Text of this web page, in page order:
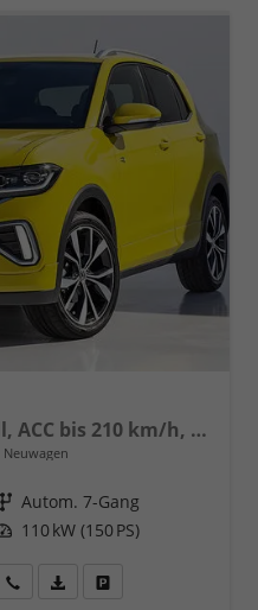
Style LED, Climatic, eCall, ACC bis 210 km/h, Lane-Assist, Front-Assist, Bluetooth, Sportsitze,17"Alu uvm.
Neuwagen
Getriebe Autom. 7-Gang
Leistung 110 kW (150 PS)